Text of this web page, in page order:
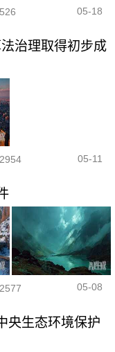
05-18
治理取得初步成
05-11
05-08
央生态环境保护